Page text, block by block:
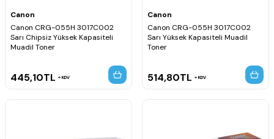
Canon
Canon CRG-055H 3017C002
Sarı Chipsiz Yüksek Kapasiteli
Muadil Toner
445,10TL KDV
Canon
Canon CRG-055H 3017C002
Sarı Yüksek Kapasiteli Muadil
Toner
514,80TL KDV